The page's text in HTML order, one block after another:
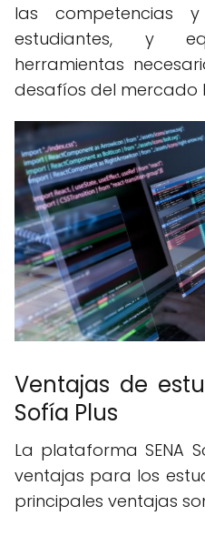
las competencias
estudiantes, y
herramientas
desafíos del mercado
Ventajas de
Sofía Plus
La plataforma SENA
ventajas para los
principales ventajas